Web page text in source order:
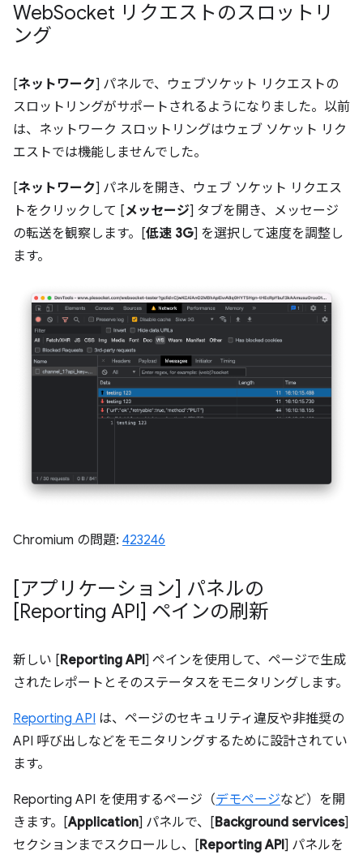
WebSocket リクエストのスロットリ
ング
[ネットワーク] パネルで、ウェブソケット リクエストの
スロットリングがサポートされるようになりました。以前
は、ネットワーク スロットリングはウェブ ソケット リク
エストでは機能しませんでした。
[ネットワーク] パネルを開き、ウェブ ソケット リクエス
トをクリックして [メッセージ] タブを開き、メッセージ
の転送を観察します。[低速 3G] を選択して速度を調整し
ます。
Chromium の問題: 423246
[アプリケーション] パネルの
[Reporting API] ペインの刷新
新しい [Reporting API] ペインを使用して、ページで生成
されたレポートとそのステータスをモニタリングします。
Reporting API は、ページのセキュリティ違反や非推奨の
API 呼び出しなどをモニタリングするために設計されてい
ます。
Reporting API を使用するページ（デモページなど）を開
きます。[Application] パネルで、[Background services]
セクションまでスクロールし、[Reporting API] パネルを